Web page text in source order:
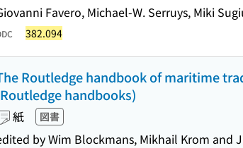
Favero, Michael-W. Serruys, Miki
382.094
Routledge handbook of maritime
handbooks)
紙 図書
by Wim Blockmans, Mikhail Krom and